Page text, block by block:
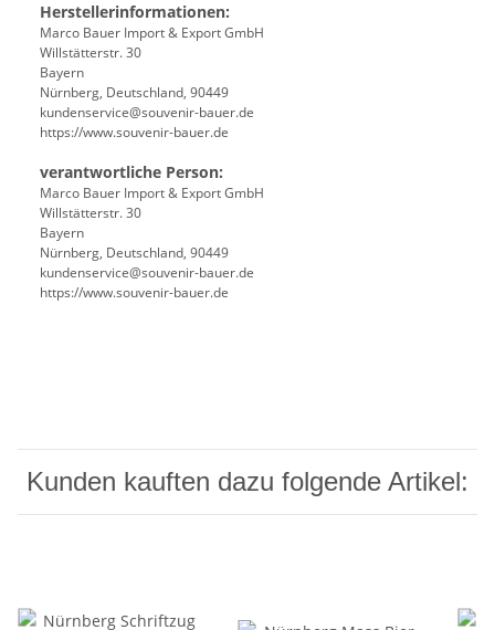
Herstellerinformationen:
Marco Bauer Import & Export GmbH
Willstätterstr. 30
Bayern
Nürnberg, Deutschland, 90449
kundenservice@souvenir-bauer.de
https://www.souvenir-bauer.de
verantwortliche Person:
Marco Bauer Import & Export GmbH
Willstätterstr. 30
Bayern
Nürnberg, Deutschland, 90449
kundenservice@souvenir-bauer.de
https://www.souvenir-bauer.de
Kunden kauften dazu folgende Artikel: